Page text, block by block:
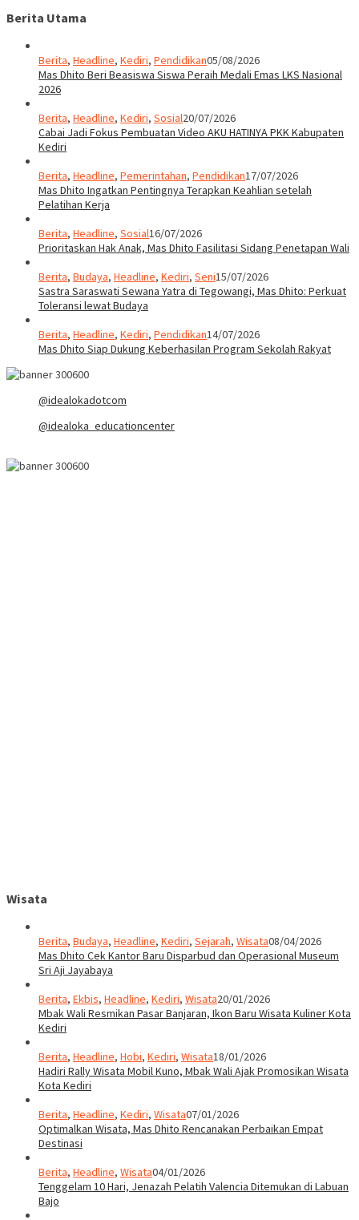
Berita Utama
Berita, Headline, Kediri, Pendidikan05/08/2026
Mas Dhito Beri Beasiswa Siswa Peraih Medali Emas LKS Nasional
2026
Berita, Headline, Kediri, Sosial20/07/2026
Cabai Jadi Fokus Pembuatan Video AKU HATINYA PKK Kabupaten
Kediri
Berita, Headline, Pemerintahan, Pendidikan17/07/2026
Mas Dhito Ingatkan Pentingnya Terapkan Keahlian setelah
Pelatihan Kerja
Berita, Headline, Sosial16/07/2026
Prioritaskan Hak Anak, Mas Dhito Fasilitasi Sidang Penetapan Wali
Berita, Budaya, Headline, Kediri, Seni15/07/2026
Sastra Saraswati Sewana Yatra di Tegowangi, Mas Dhito: Perkuat
Toleransi lewat Budaya
Berita, Headline, Kediri, Pendidikan14/07/2026
Mas Dhito Siap Dukung Keberhasilan Program Sekolah Rakyat
@idealokadotcom
@idealoka_educationcenter
Wisata
Berita, Budaya, Headline, Kediri, Sejarah, Wisata08/04/2026
Mas Dhito Cek Kantor Baru Disparbud dan Operasional Museum
Sri Aji Jayabaya
Berita, Ekbis, Headline, Kediri, Wisata20/01/2026
Mbak Wali Resmikan Pasar Banjaran, Ikon Baru Wisata Kuliner Kota
Kediri
Berita, Headline, Hobi, Kediri, Wisata18/01/2026
Hadiri Rally Wisata Mobil Kuno, Mbak Wali Ajak Promosikan Wisata
Kota Kediri
Berita, Headline, Kediri, Wisata07/01/2026
Optimalkan Wisata, Mas Dhito Rencanakan Perbaikan Empat
Destinasi
Berita, Headline, Wisata04/01/2026
Tenggelam 10 Hari, Jenazah Pelatih Valencia Ditemukan di Labuan
Bajo